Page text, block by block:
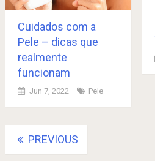
Cuidados com a
Pele – dicas que
realmente
funcionam
Jun 7, 2022 Pele
Posts
PREVIOUS